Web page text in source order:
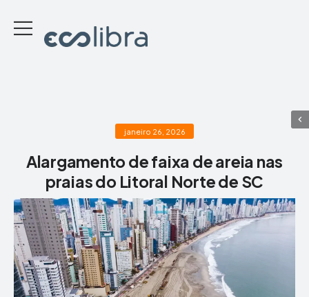
janeiro 26, 2026
Alargamento de faixa de areia nas
praias do Litoral Norte de SC